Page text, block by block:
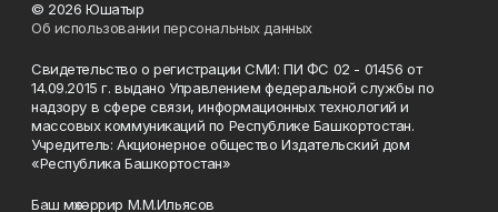
© 2026 Юшатыр
Об использовании персональных данных
Свидетельство о регистрации СМИ: ПИ ФС 02 - 01456 от
14.09.2015 г. выдано Управлением федеральной службы по
надзору в сфере связи, информационных технологий и
массовых коммуникаций по Республике Башкортостан.
Учредитель: Акционерное общество Издательский дом
«Республика Башкортостан»
Баш мөхәррир М.М.Ильясов